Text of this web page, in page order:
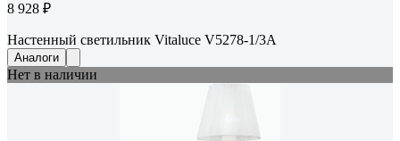
8 928 ₽
Настенный светильник Vitaluce V5278-1/3A
Аналоги
Нет в наличии